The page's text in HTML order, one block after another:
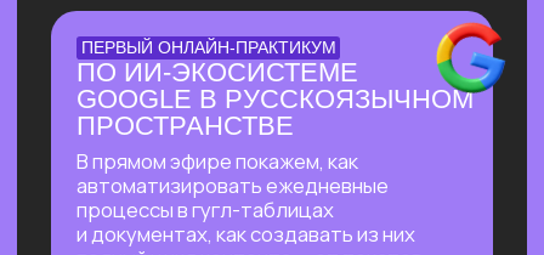
БОЛЬШОЙ ПРАКТИКУМ
ГИГАЧАТ
В прямом эфире покажем всю мощь
самой удобной и широкой
по функционалу российской нейросети!
Будет много практики: сделаем ретушь
фотографий, создадим презентацию
с функционалом, у которого нет
аналогов даже в иностранных
нейросетях, соберем майндкарты для
учебы, создадим аудиоподкаст
на основе текста и многое другое!